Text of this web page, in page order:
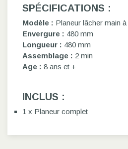
SPÉCIFICATIONS :
Modèle : Planeur lâcher main
Envergure : 480 mm
Longueur : 480 mm
Assemblage : 2 min
Age : 8 ans et +
INCLUS :
1 x Planeur complet